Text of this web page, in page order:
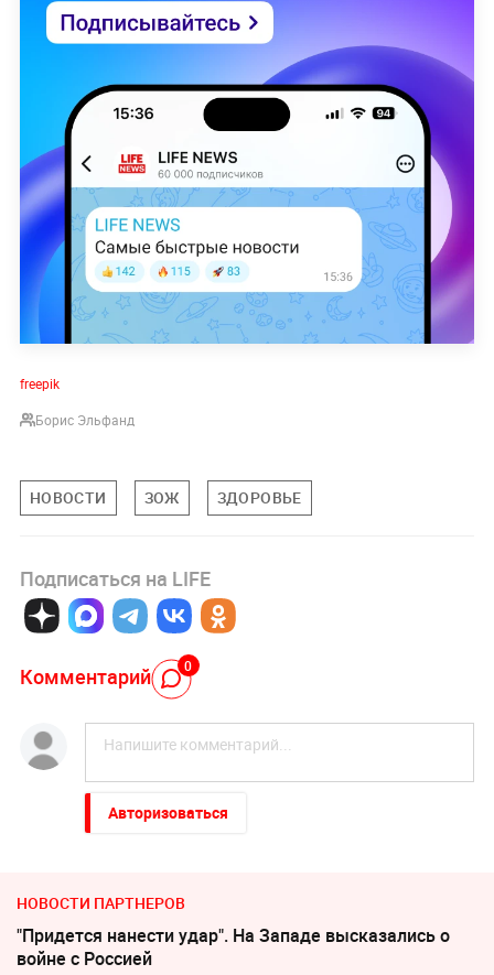
freepik
Борис Эльфанд
НОВОСТИ ЗОЖ ЗДОРОВЬЕ
Подписаться на LIFE
Комментарий 0
Авторизоваться
НОВОСТИ ПАРТНЕРОВ
"Придется нанести удар". На Западе высказались о
войне с Россией